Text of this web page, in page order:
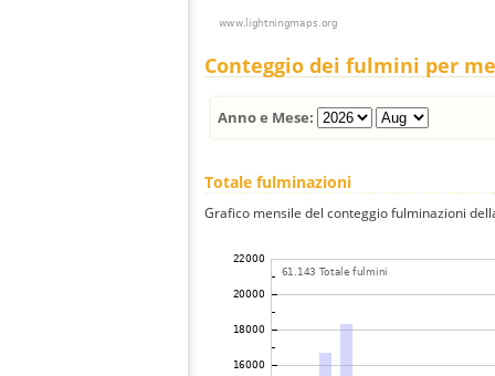
Conteggio dei fulmini per
Anno e Mese:
Totale fulminazioni
Grafico mensile del conteggio fulminazioni